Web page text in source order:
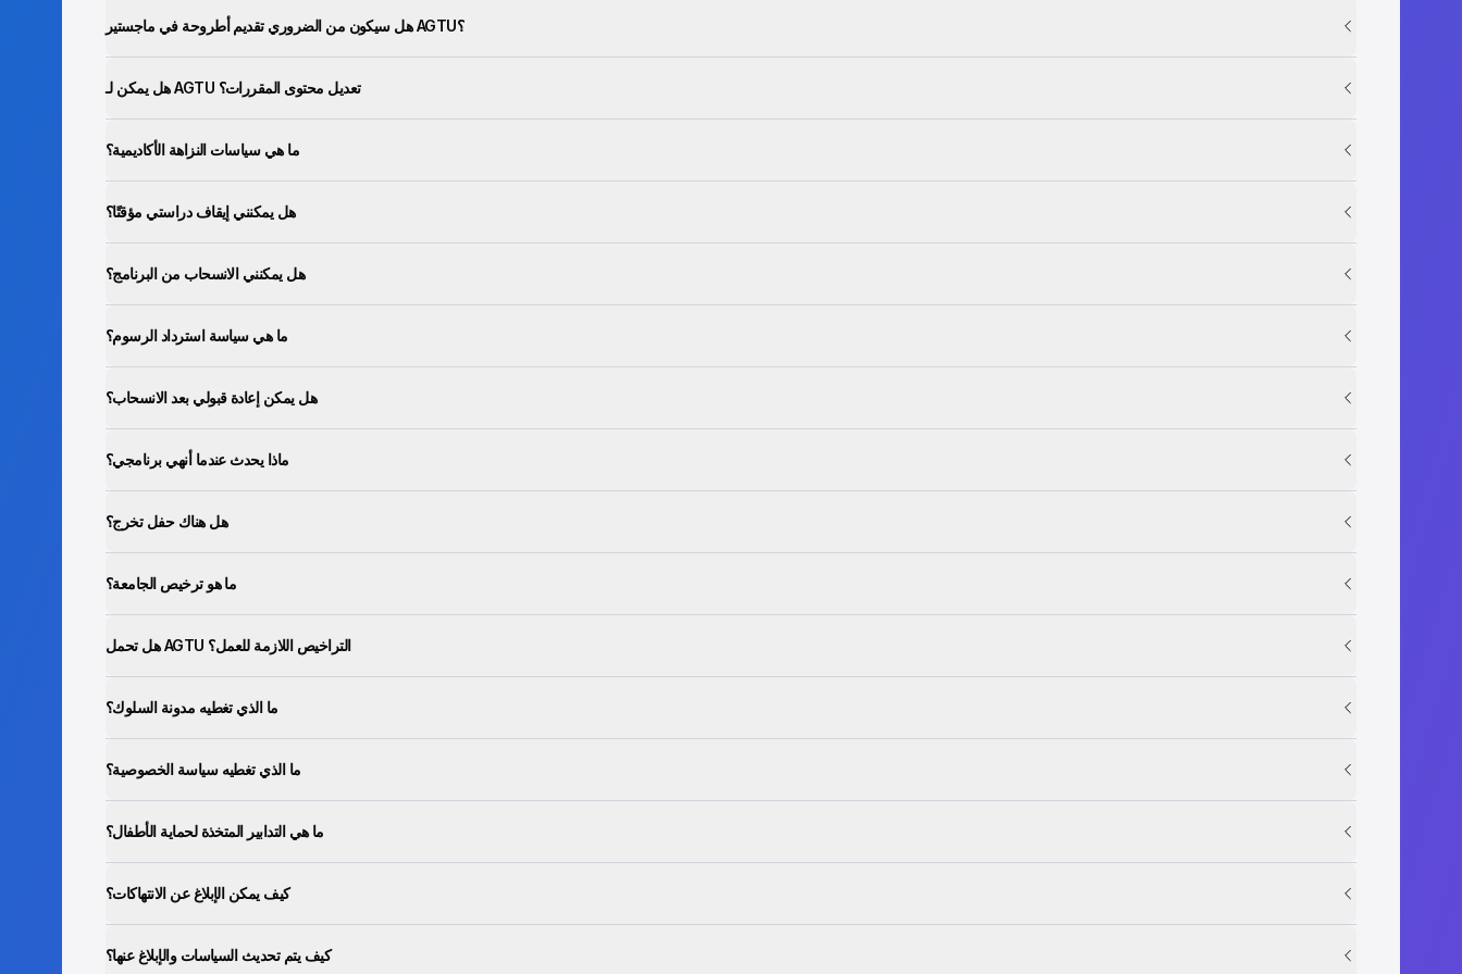
هل سيكون من الضروري تقديم أطروحة في ماجستير AGTU؟
هل يمكن لـ AGTU تعديل محتوى المقررات؟
ما هي سياسات النزاهة الأكاديمية؟
هل يمكنني إيقاف دراستي مؤقتًا؟
هل يمكنني الانسحاب من البرنامج؟
ما هي سياسة استرداد الرسوم؟
هل يمكن إعادة قبولي بعد الانسحاب؟
ماذا يحدث عندما أنهي برنامجي؟
هل هناك حفل تخرج؟
ما هو ترخيص الجامعة؟
هل تحمل AGTU التراخيص اللازمة للعمل؟
ما الذي تغطيه مدونة السلوك؟
ما الذي تغطيه سياسة الخصوصية؟
ما هي التدابير المتخذة لحماية الأطفال؟
كيف يمكن الإبلاغ عن الانتهاكات؟
كيف يتم تحديث السياسات والإبلاغ عنها؟